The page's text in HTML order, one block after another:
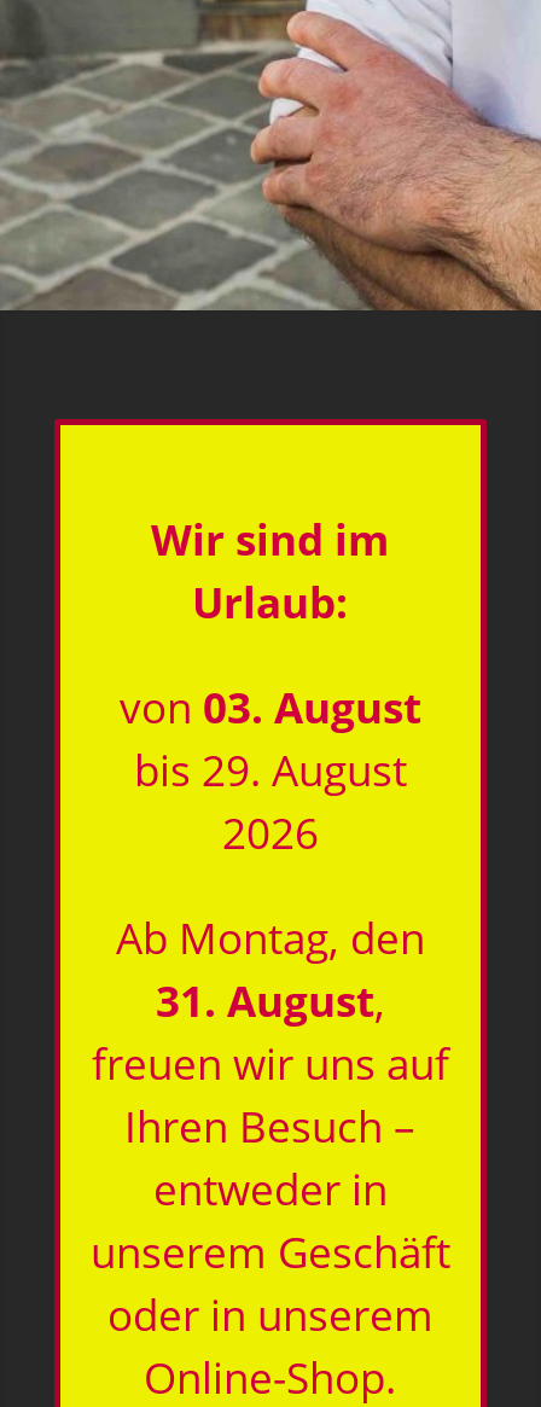
Wir sind im
Urlaub:
von 03. August
bis 29. August
2026
Ab Montag, den
31. August,
freuen wir uns auf
Ihren Besuch –
entweder in
unserem Geschäft
oder in unserem
Online-Shop.